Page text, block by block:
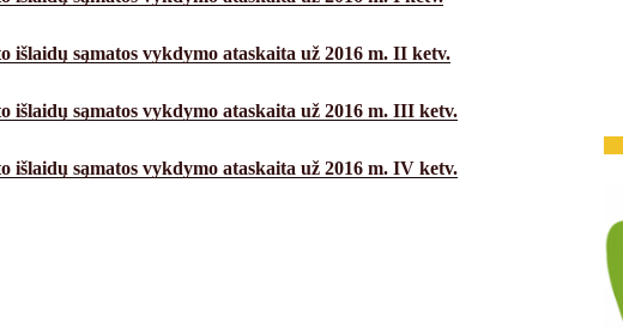
išlaidų sąmatos vykdymo ataskaita už 2016 m. II ketv.
išlaidų sąmatos vykdymo ataskaita už 2016 m. III ketv.
išlaidų sąmatos vykdymo ataskaita už 2016 m. IV ketv.